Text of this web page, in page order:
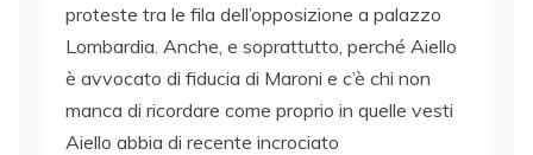
proteste tra le fila dell’opposizione a palazzo
Lombardia. Anche, e soprattutto, perché Aiello
è avvocato di fiducia di Maroni e c’è chi non
manca di ricordare come proprio in quelle vesti
Aiello abbia di recente incrociato